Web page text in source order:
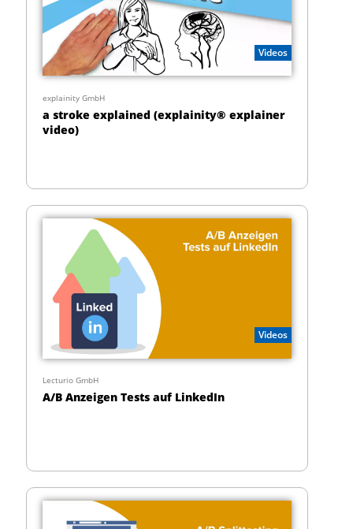
Videos
explainity GmbH
a stroke explained (explainity® explainer
video)
Videos
Lecturio GmbH
A/B Anzeigen Tests auf LinkedIn